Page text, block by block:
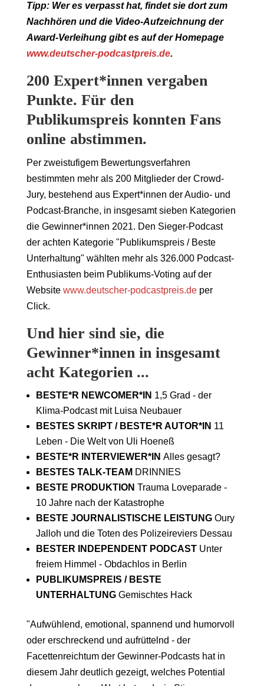
Tipp: Wer es verpasst hat, findet sie dort zum
Nachhören und die Video-Aufzeichnung der
Award-Verleihung gibt es auf der Homepage
www.deutscher-podcastpreis.de.
200 Expert*innen vergaben
Punkte. Für den
Publikumspreis konnten Fans
online abstimmen.
Per zweistufigem Bewertungsverfahren
bestimmten mehr als 200 Mitglieder der Crowd-
Jury, bestehend aus Expert*innen der Audio- und
Podcast-Branche, in insgesamt sieben Kategorien
die Gewinner*innen 2021. Den Sieger-Podcast
der achten Kategorie "Publikumspreis / Beste
Unterhaltung" wählten mehr als 326.000 Podcast-
Enthusiasten beim Publikums-Voting auf der
Website www.deutscher-podcastpreis.deper
Click.
Und hier sind sie, die
Gewinner*innen in insgesamt
acht Kategorien ...
BESTE*R NEWCOMER*IN 1,5 Grad - der
Klima-Podcast mit Luisa Neubauer
BESTES SKRIPT / BESTE*R AUTOR*IN 11
Leben - Die Welt von Uli Hoeneß
BESTE*R INTERVIEWER*IN Alles gesagt?
BESTES TALK-TEAM DRINNIES
BESTE PRODUKTION Trauma Loveparade -
10 Jahre nach der Katastrophe
BESTE JOURNALISTISCHE LEISTUNGOury
Jalloh und die Toten des Polizeireviers Dessau
BESTER INDEPENDENT PODCASTUnter
freiem Himmel - Obdachlos in Berlin
PUBLIKUMSPREIS / BESTE
UNTERHALTUNGGemischtes Hack
"Aufwühlend, emotional, spannend und humorvoll
oder erschreckend und aufrüttelnd - der
Facettenreichtum der Gewinner-Podcasts hat in
diesem Jahr deutlich gezeigt, welches Potential